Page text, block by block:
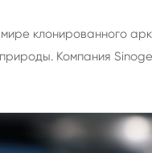
клонированного
Компания